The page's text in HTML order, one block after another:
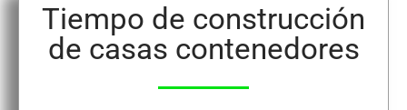
Tiempo de construcción
de casas contenedores